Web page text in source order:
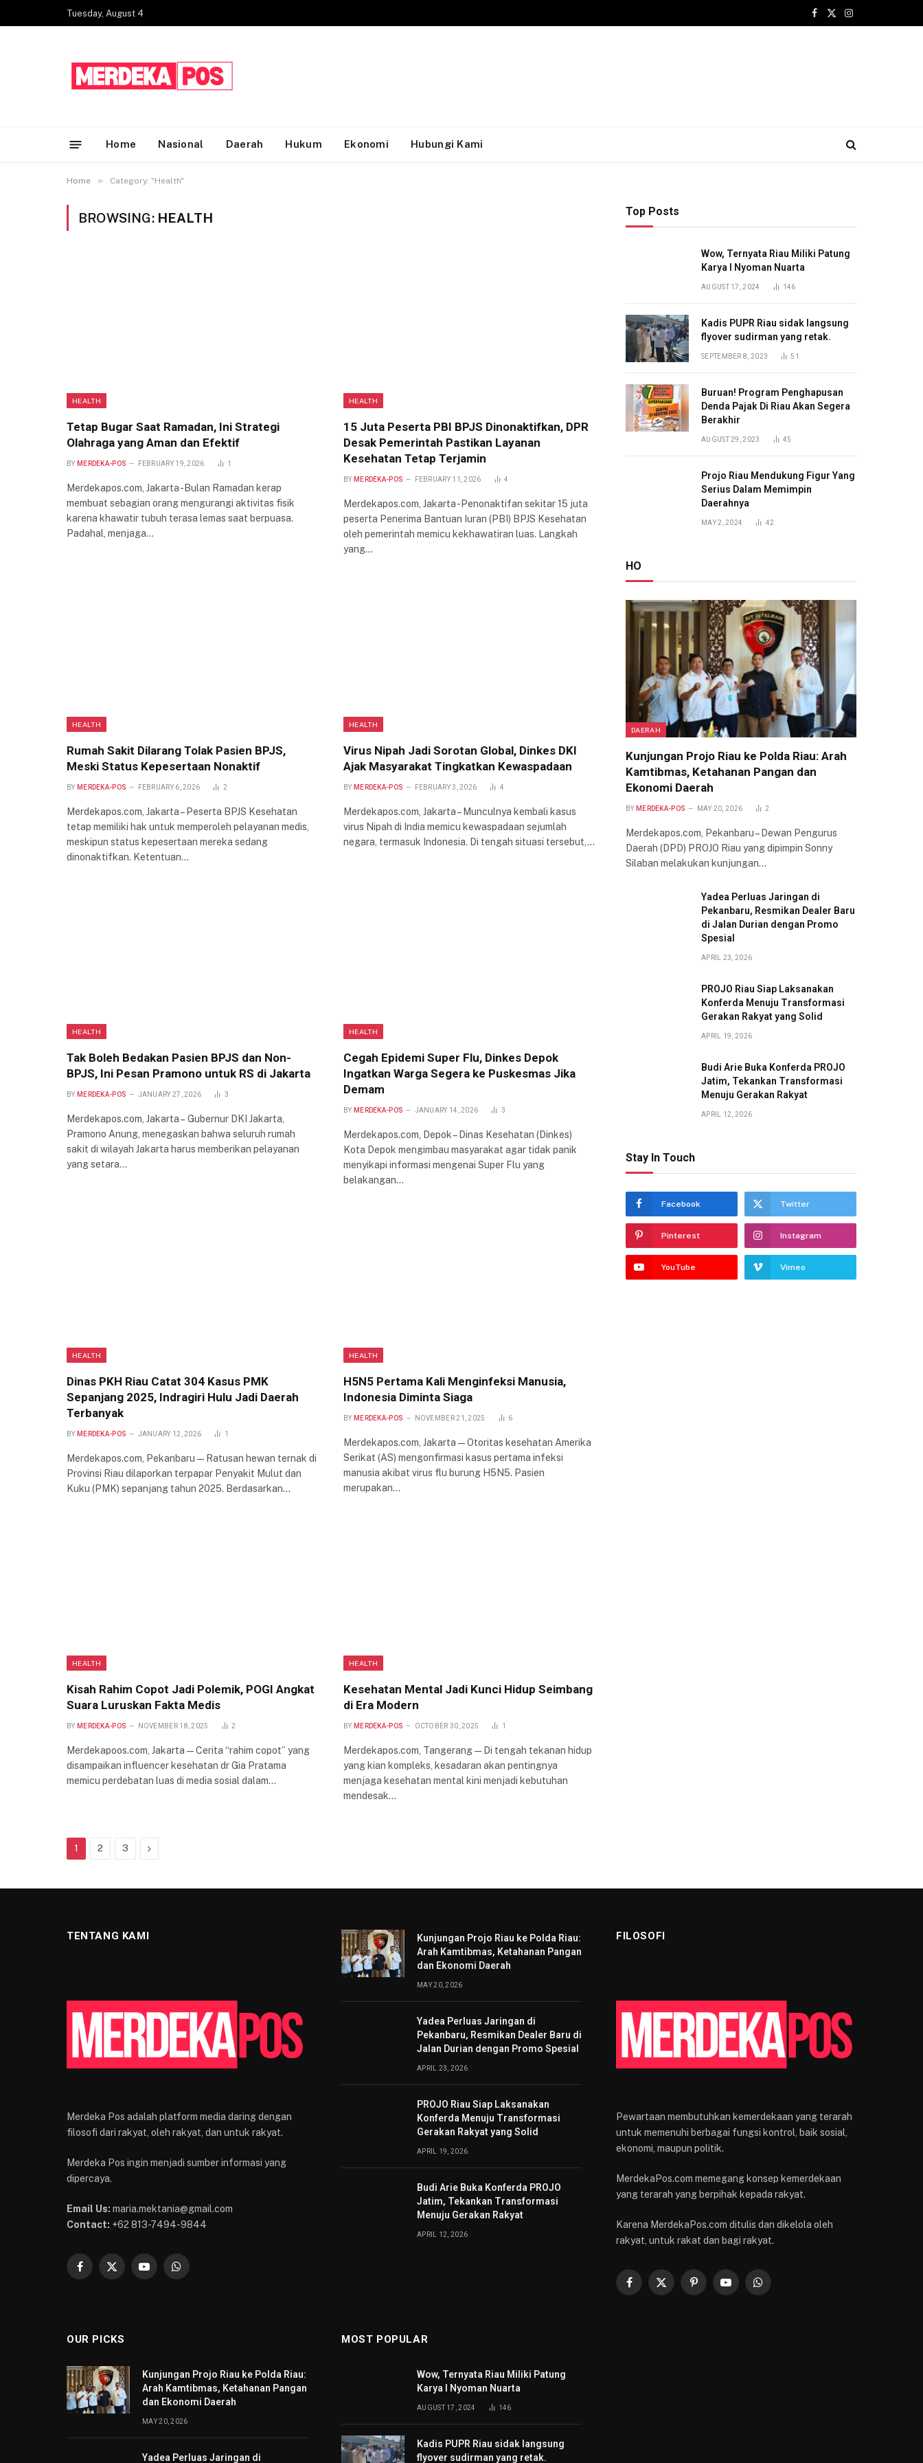
Tuesday, August 4
Facebook
X
Instagram
Home Nasional Daerah Hukum Ekonomi Hubungi Kami
Home » Category: "Health"
BROWSING: HEALTH
HEALTH
Tetap Bugar Saat Ramadan, Ini Strategi
Olahraga yang Aman dan Efektif
BY MERDEKA-POS FEBRUARY 19, 2026 1
Merdekapos.com, Jakarta -Bulan Ramadan kerap
membuat sebagian orang mengurangi aktivitas fisik
karena khawatir tubuh terasa lemas saat berpuasa.
Padahal, menjaga…
HEALTH
15 Juta Peserta PBI BPJS Dinonaktifkan, DPR
Desak Pemerintah Pastikan Layanan
Kesehatan Tetap Terjamin
BY MERDEKA-POS FEBRUARY 11, 2026 4
Merdekapos.com, Jakarta -Penonaktifan sekitar 15 juta
peserta Penerima Bantuan Iuran (PBI) BPJS Kesehatan
oleh pemerintah memicu kekhawatiran luas. Langkah
yang…
HEALTH
Rumah Sakit Dilarang Tolak Pasien BPJS,
Meski Status Kepesertaan Nonaktif
BY MERDEKA-POS FEBRUARY 6, 2026 2
Merdekapos.com, Jakarta – Peserta BPJS Kesehatan
tetap memiliki hak untuk memperoleh pelayanan medis,
meskipun status kepesertaan mereka sedang
dinonaktifkan. Ketentuan…
HEALTH
Virus Nipah Jadi Sorotan Global, Dinkes DKI
Ajak Masyarakat Tingkatkan Kewaspadaan
BY MERDEKA-POS FEBRUARY 3, 2026 4
Merdekapos.com, Jakarta – Munculnya kembali kasus
virus Nipah di India memicu kewaspadaan sejumlah
negara, termasuk Indonesia. Di tengah situasi tersebut,…
HEALTH
Tak Boleh Bedakan Pasien BPJS dan Non-
BPJS, Ini Pesan Pramono untuk RS di Jakarta
BY MERDEKA-POS JANUARY 27, 2026 3
Merdekapos.com, Jakarta – Gubernur DKI Jakarta,
Pramono Anung, menegaskan bahwa seluruh rumah
sakit di wilayah Jakarta harus memberikan pelayanan
yang setara…
HEALTH
Cegah Epidemi Super Flu, Dinkes Depok
Ingatkan Warga Segera ke Puskesmas Jika
Demam
BY MERDEKA-POS JANUARY 14, 2026 3
Merdekapos.com, Depok – Dinas Kesehatan (Dinkes)
Kota Depok mengimbau masyarakat agar tidak panik
menyikapi informasi mengenai Super Flu yang
belakangan…
HEALTH
Dinas PKH Riau Catat 304 Kasus PMK
Sepanjang 2025, Indragiri Hulu Jadi Daerah
Terbanyak
BY MERDEKA-POS JANUARY 12, 2026 1
Merdekapos.com, Pekanbaru — Ratusan hewan ternak di
Provinsi Riau dilaporkan terpapar Penyakit Mulut dan
Kuku (PMK) sepanjang tahun 2025. Berdasarkan…
HEALTH
H5N5 Pertama Kali Menginfeksi Manusia,
Indonesia Diminta Siaga
BY MERDEKA-POS NOVEMBER 21, 2025 6
Merdekapos.com, Jakarta — Otoritas kesehatan Amerika
Serikat (AS) mengonfirmasi kasus pertama infeksi
manusia akibat virus flu burung H5N5. Pasien
merupakan…
HEALTH
Kisah Rahim Copot Jadi Polemik, POGI Angkat
Suara Luruskan Fakta Medis
BY MERDEKA-POS NOVEMBER 18, 2025 2
Merdekapoos.com, Jakarta — Cerita “rahim copot” yang
disampaikan influencer kesehatan dr Gia Pratama
memicu perdebatan luas di media sosial dalam…
HEALTH
Kesehatan Mental Jadi Kunci Hidup Seimbang
di Era Modern
BY MERDEKA-POS OCTOBER 30, 2025 1
Merdekapos.com, Tangerang — Di tengah tekanan hidup
yang kian kompleks, kesadaran akan pentingnya
menjaga kesehatan mental kini menjadi kebutuhan
mendesak…
1 2 3 Next
Top Posts
Wow, Ternyata Riau Miliki Patung
Karya I Nyoman Nuarta
AUGUST 17, 2024 146
Kadis PUPR Riau sidak langsung
flyover sudirman yang retak.
SEPTEMBER 8, 2023 51
Buruan! Program Penghapusan
Denda Pajak Di Riau Akan Segera
Berakhir
AUGUST 29, 2023 45
Projo Riau Mendukung Figur Yang
Serius Dalam Memimpin
Daerahnya
MAY 2, 2024 42
HO
DAERAH
Kunjungan Projo Riau ke Polda Riau: Arah
Kamtibmas, Ketahanan Pangan dan
Ekonomi Daerah
BY MERDEKA-POS MAY 20, 2026 2
Merdekapos.com, Pekanbaru – Dewan Pengurus
Daerah (DPD) PROJO Riau yang dipimpin Sonny
Silaban melakukan kunjungan…
Yadea Perluas Jaringan di
Pekanbaru, Resmikan Dealer Baru
di Jalan Durian dengan Promo
Spesial
APRIL 23, 2026
PROJO Riau Siap Laksanakan
Konferda Menuju Transformasi
Gerakan Rakyat yang Solid
APRIL 19, 2026
Budi Arie Buka Konferda PROJO
Jatim, Tekankan Transformasi
Menuju Gerakan Rakyat
APRIL 12, 2026
Stay In Touch
Facebook Twitter
Pinterest Instagram
YouTube Vimeo
TENTANG KAMI
Merdeka Pos adalah platform media daring dengan
filosofi dari rakyat, oleh rakyat, dan untuk rakyat.
Merdeka Pos ingin menjadi sumber informasi yang
dipercaya.
Email Us: maria.mektania@gmail.com
Contact: +62 813-7494-9844
Facebook
X
YouTubeWhatsApp
Kunjungan Projo Riau ke Polda Riau:
Arah Kamtibmas, Ketahanan Pangan
dan Ekonomi Daerah
MAY 20, 2026
Yadea Perluas Jaringan di
Pekanbaru, Resmikan Dealer Baru di
Jalan Durian dengan Promo Spesial
APRIL 23, 2026
PROJO Riau Siap Laksanakan
Konferda Menuju Transformasi
Gerakan Rakyat yang Solid
APRIL 19, 2026
Budi Arie Buka Konferda PROJO
Jatim, Tekankan Transformasi
Menuju Gerakan Rakyat
APRIL 12, 2026
FILOSOFI
Pewartaan membutuhkan kemerdekaan yang terarah
untuk memenuhi berbagai fungsi kontrol, baik sosial,
ekonomi, maupun politik.
MerdekaPos.com memegang konsep kemerdekaan
yang terarah yang berpihak kepada rakyat.
Karena MerdekaPos.com ditulis dan dikelola oleh
rakyat, untuk rakat dan bagi rakyat.
Facebook
X
PinterestYouTubeWhatsApp
OUR PICKS
Kunjungan Projo Riau ke Polda Riau:
Arah Kamtibmas, Ketahanan Pangan
dan Ekonomi Daerah
MAY 20, 2026
Yadea Perluas Jaringan di
MOST POPULAR
Wow, Ternyata Riau Miliki Patung
Karya I Nyoman Nuarta
AUGUST 17, 2024 146
Kadis PUPR Riau sidak langsung
flyover sudirman yang retak.